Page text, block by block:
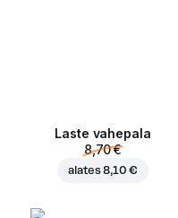
Laste vahepala
8,70 €
alates8,10 €